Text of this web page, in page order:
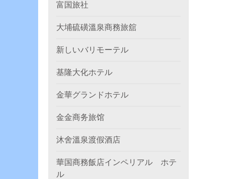
富国旅社
大埔硫磺溫泉商務旅舘
新しいバリモーテル
基隆大化ホテル
金華グランドホテル
金金商务旅馆
沐舍溫泉渡假酒店
華国商務飯店インペリアル ホテ
ル